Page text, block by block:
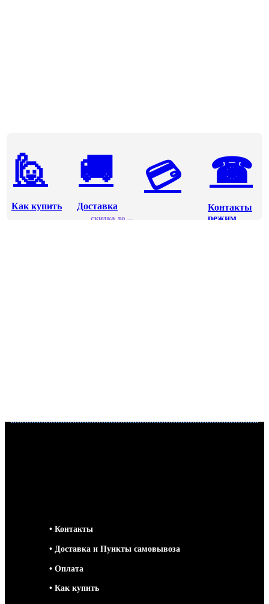
🙋
Как купить
🚚
Доставка
скидка до ...
💳 ☎
Контакты
режим
• Контакты
• Доставка и Пункты самовывоза
• Оплата
• Как купить